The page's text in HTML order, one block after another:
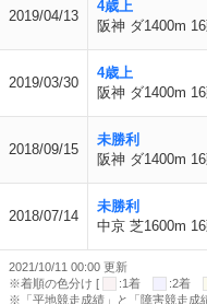
2019/04/13
4歳上
阪神 ダ1400m
2019/03/30
4歳上
阪神 ダ1400m
2018/09/15
未勝利
阪神 ダ1400m
2018/07/14
未勝利
中京 芝1600m
2021/10/11 00:00 更新
※着順の色分け [
:1着 :2着
※「平地競走成績」と「障害競走成